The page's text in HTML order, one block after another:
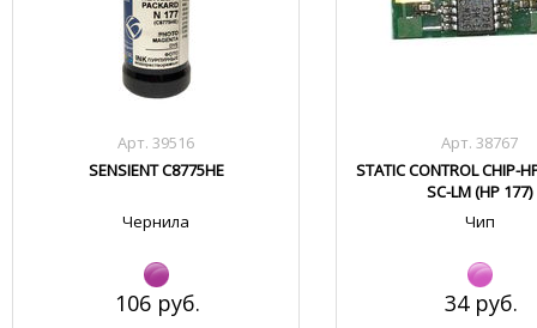
Арт. 39516
SENSIENT C8775HE
Чернила
106 руб.
Арт. 38767
STATIC CONTROL CHIP-
SC-LM (HP 177)
Чип
34 руб.